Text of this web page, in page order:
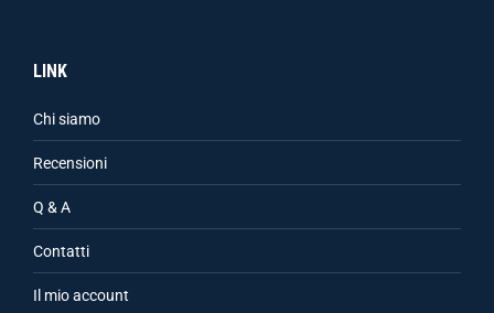
LINK
Chi siamo
Recensioni
Q & A
Contatti
Il mio account